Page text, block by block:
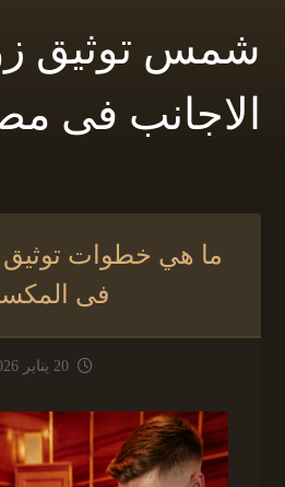
شمس توثيق
الاجانب فى
ما هي خطوات توثيق
فى
20 يناير 2026